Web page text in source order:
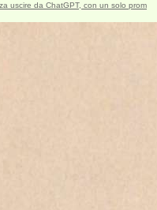
uscire da ChatGPT, con un solo prom